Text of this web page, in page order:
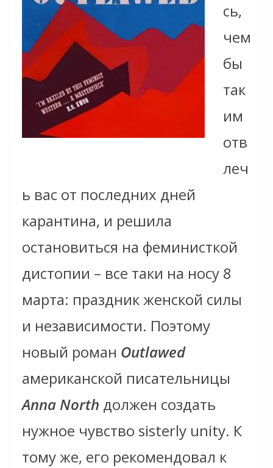
сь,
чем
бы
так
им
отв
леч
ь вас от последних дней
карантина, и решила
остановиться на феминисткой
дистопии – все таки на носу 8
марта: праздник женской силы
и независимости. Поэтому
новый роман Outlawed
американской писательницы
Anna North должен создать
нужное чувство sisterly unity. К
тому же, его рекомендовал к